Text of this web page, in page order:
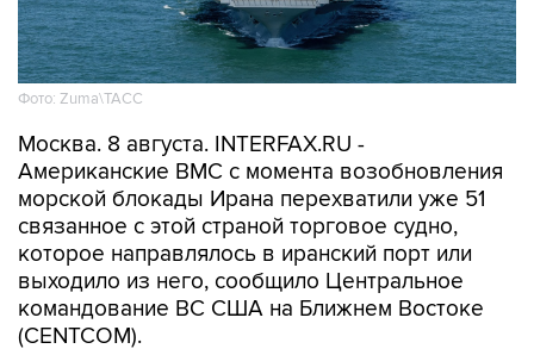
Фото: Zuma\ТАСС
Москва. 8 августа. INTERFAX.RU -
Американские ВМС с момента возобновления
морской блокады Ирана перехватили уже 51
связанное с этой страной торговое судно,
которое направлялось в иранский порт или
выходило из него, сообщило Центральное
командование ВС США на Ближнем Востоке
(CENTCOM).